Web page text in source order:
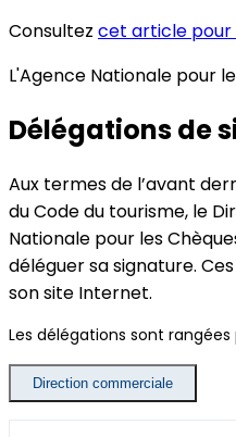
Consultez cet article pour
L'Agence Nationale pour
Délégations de
Aux termes de l’avant
du Code du tourisme, le
Nationale pour les
déléguer sa signature.
son site Internet.
Les délégations sont
Direction commerciale